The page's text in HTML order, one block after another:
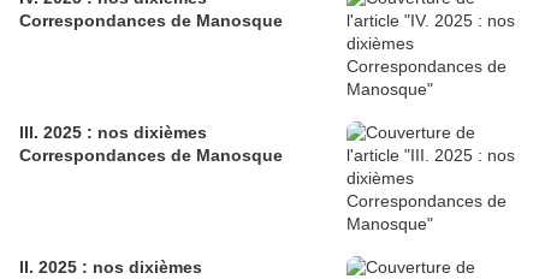
Correspondances de Manosque
III. 2025 : nos dixièmes
Correspondances de Manosque
II. 2025 : nos dixièmes